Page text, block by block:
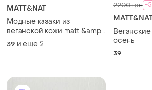
MATT&NAT
Модные казаки из
веганской кожи matt &amp;
nat
39 и еще 2
2200 грн -
осень
39